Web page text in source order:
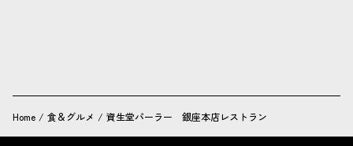
Home / 食＆グルメ / 資生堂パーラー 銀座本店レストラン